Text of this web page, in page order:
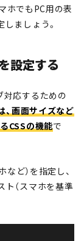
ホでもPC用の表
ましょう。
設定する
対応するための
、画面サイズなど
CSSの機能で
ど）を指定し、
ト（スマホを基準